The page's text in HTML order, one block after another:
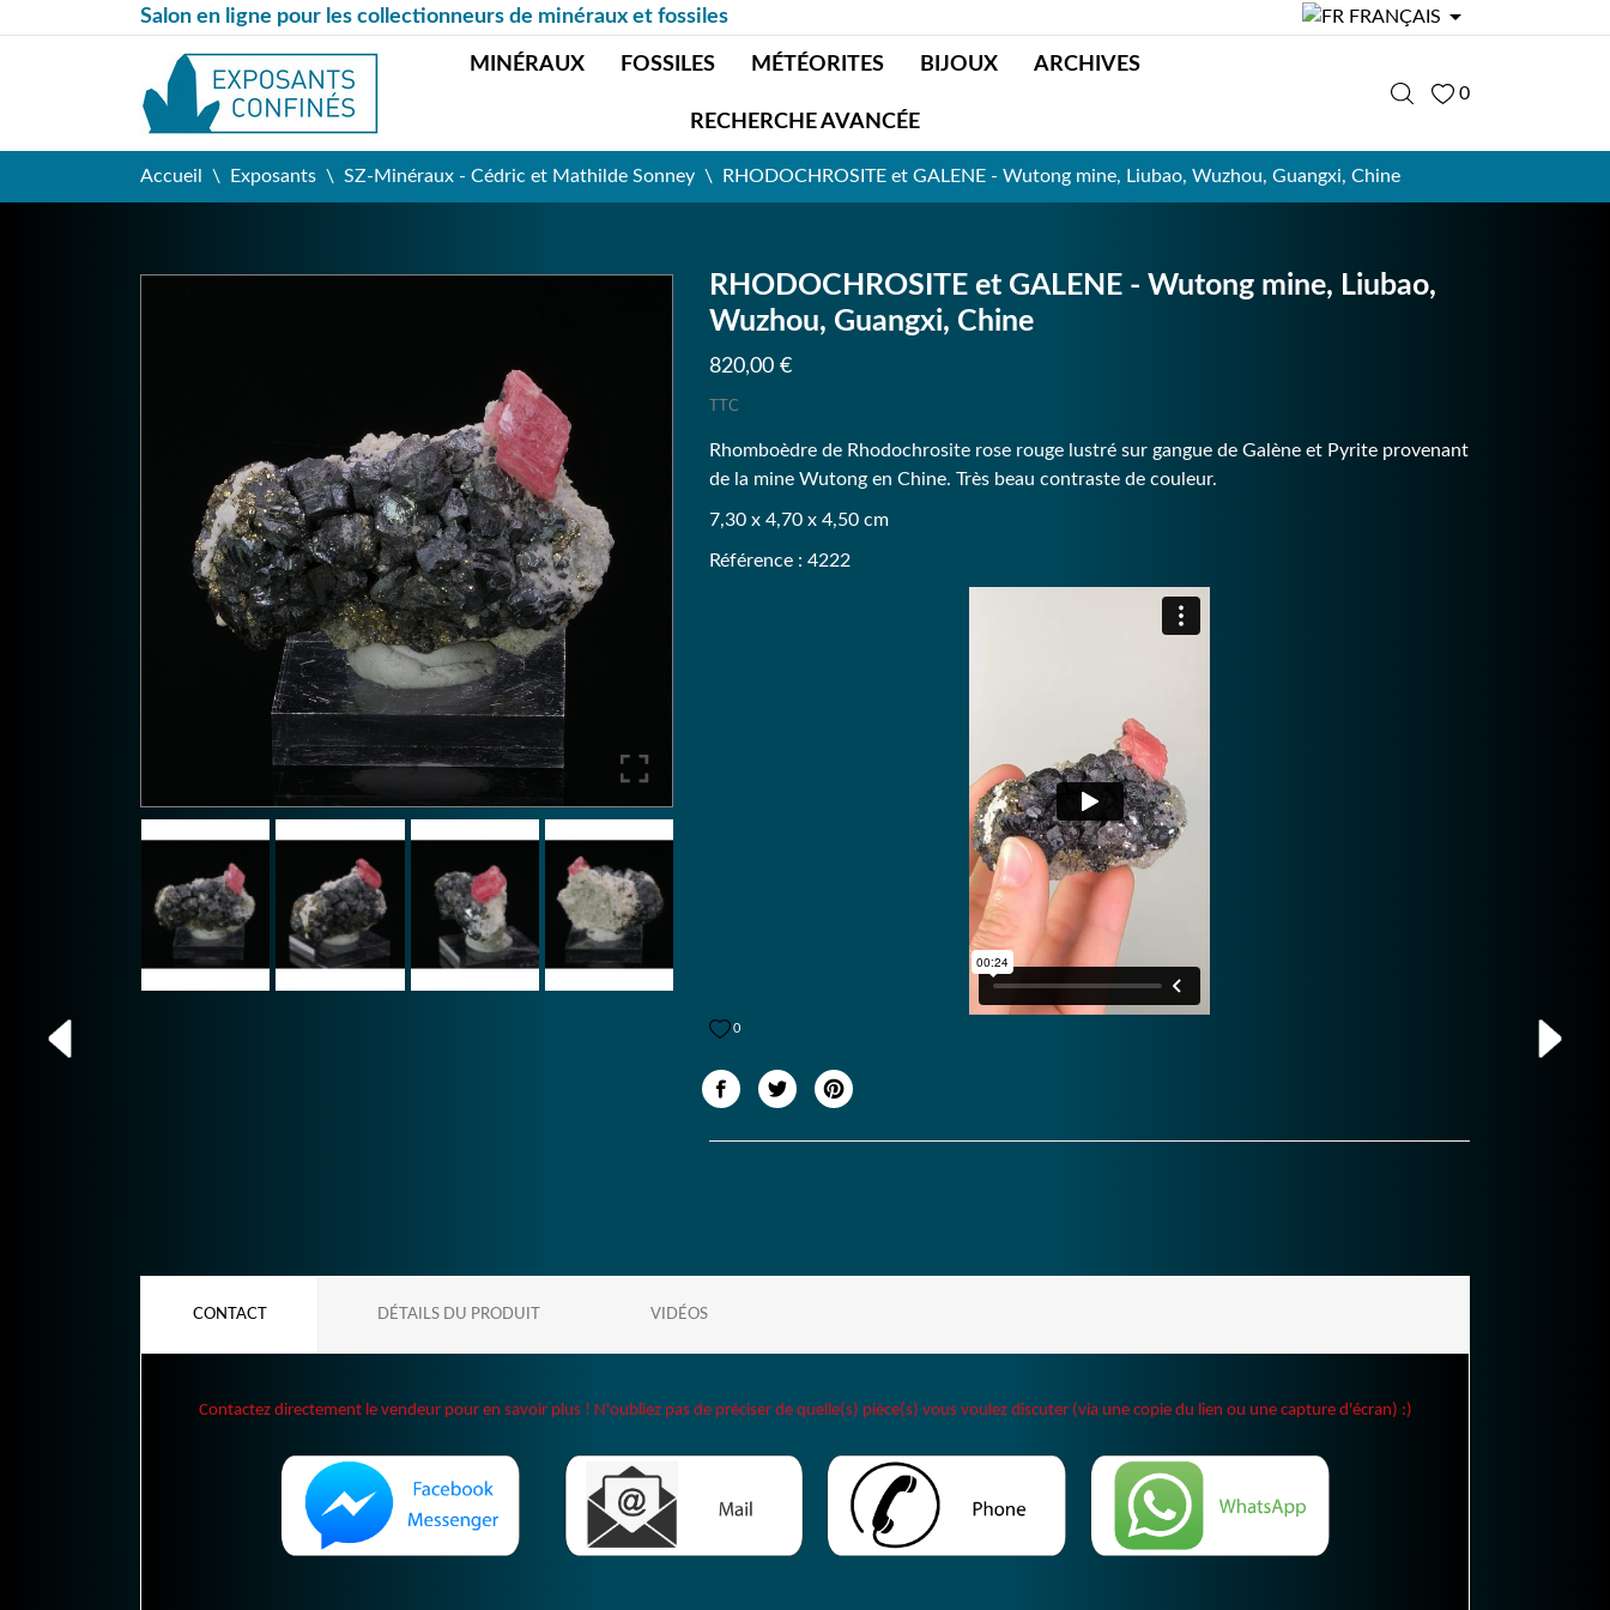
Salon en ligne pour les collectionneurs de minéraux et fossiles FRANÇAIS 
MINÉRAUX FOSSILES MÉTÉORITES BIJOUX ARCHIVES
RECHERCHE AVANCÉE
0
Accueil Exposants SZ-Minéraux - Cédric et Mathilde Sonney RHODOCHROSITE et GALENE - Wutong mine, Liubao, Wuzhou, Guangxi, Chine
RHODOCHROSITE et GALENE - Wutong mine, Liubao,
Wuzhou, Guangxi, Chine
820,00 €
TTC
Rhomboèdre de Rhodochrosite rose rouge lustré sur gangue de Galène et Pyrite provenant
de la mine Wutong en Chine. Très beau contraste de couleur.
7,30 x 4,70 x 4,50 cm
Référence : 4222
0
CONTACT DÉTAILS DU PRODUIT VIDÉOS
Contactez directement le vendeur pour en savoir plus ! N'oubliez pas de préciser de quelle(s) pièce(s) vous voulez discuter (via une copie du lien ou une capture d'écran) :)